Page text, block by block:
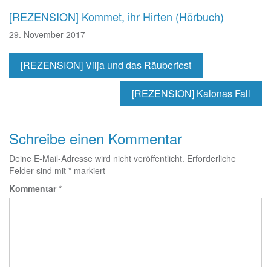
[REZENSION] Kommet, ihr Hirten (Hörbuch)
29. November 2017
[REZENSION] Vilja und das Räuberfest
[REZENSION] Kalonas Fall
Schreibe einen Kommentar
Deine E-Mail-Adresse wird nicht veröffentlicht. Erforderliche
Felder sind mit * markiert
Kommentar*